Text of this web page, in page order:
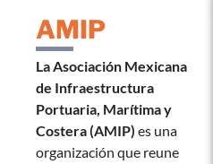
AMIP
La Asociación Mexicana
de Infraestructura
Portuaria, Marítima y
Costera (AMIP) es una
organización que reune